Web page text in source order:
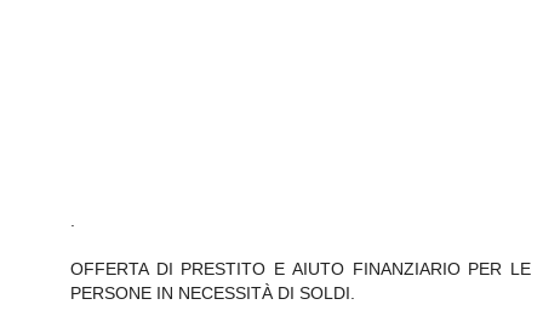
OFFERTA DI PRESTITO E AIUTO FINANZIARIO PER LE
PERSONE IN NECESSITÀ DI SOLDI.